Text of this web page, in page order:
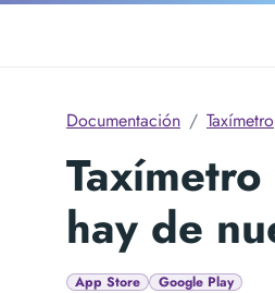
Documentación Taxímetro
hay de
App Store Google Play